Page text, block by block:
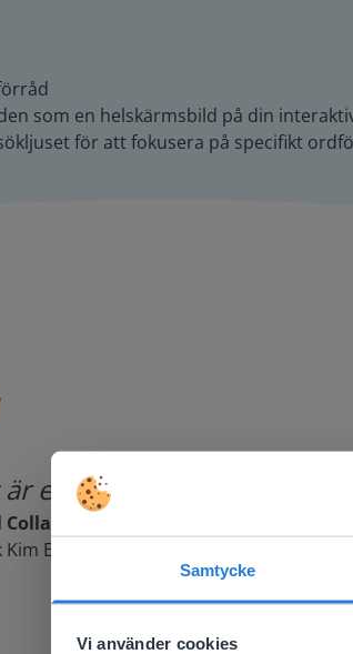
Samtycke
Vi använder cookies
som en helskärmsbild på din
för att fokusera på specifikt
är ett fantastiskt verktyg
Kim Elementary, Nevada
This
Based on your